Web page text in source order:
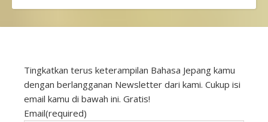
Tingkatkan terus keterampilan Bahasa Jepang kamu
dengan berlangganan Newsletter dari kami. Cukup isi
email kamu di bawah ini. Gratis!
Email(required)